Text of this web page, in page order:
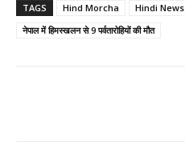
TAGS Hind Morcha Hindi News
नेपाल में हिमस्खलन से 9 पर्वतारोहियों की मौत